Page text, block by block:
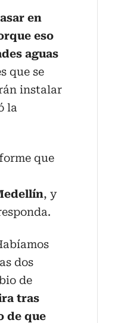
en
eso
aguas
que se
instalar
la
que
, y
dos
de
tras
de que